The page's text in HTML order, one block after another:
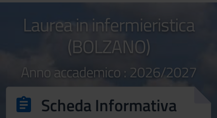
Laurea in infermieristica
(BOLZANO)
Anno accademico : 2026/2027
Scheda Informativa